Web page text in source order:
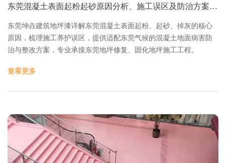
东莞混凝土表面起粉起砂原因分析、施工误区及防治方案-
东莞坤垚建筑地坪漆详解东莞混凝土表面起粉、起砂、掉灰的核心
原因，梳理施工养护误区，提供适配东莞气候的混凝土地面病害防
治与整改方案，专业承接东莞地坪修复、固化地坪施工工程。
查看更多